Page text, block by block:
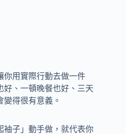
你用實際行動去做一件
好、一頓晚餐也好、三天
得很有意義。
袖子」動手做，就代表你